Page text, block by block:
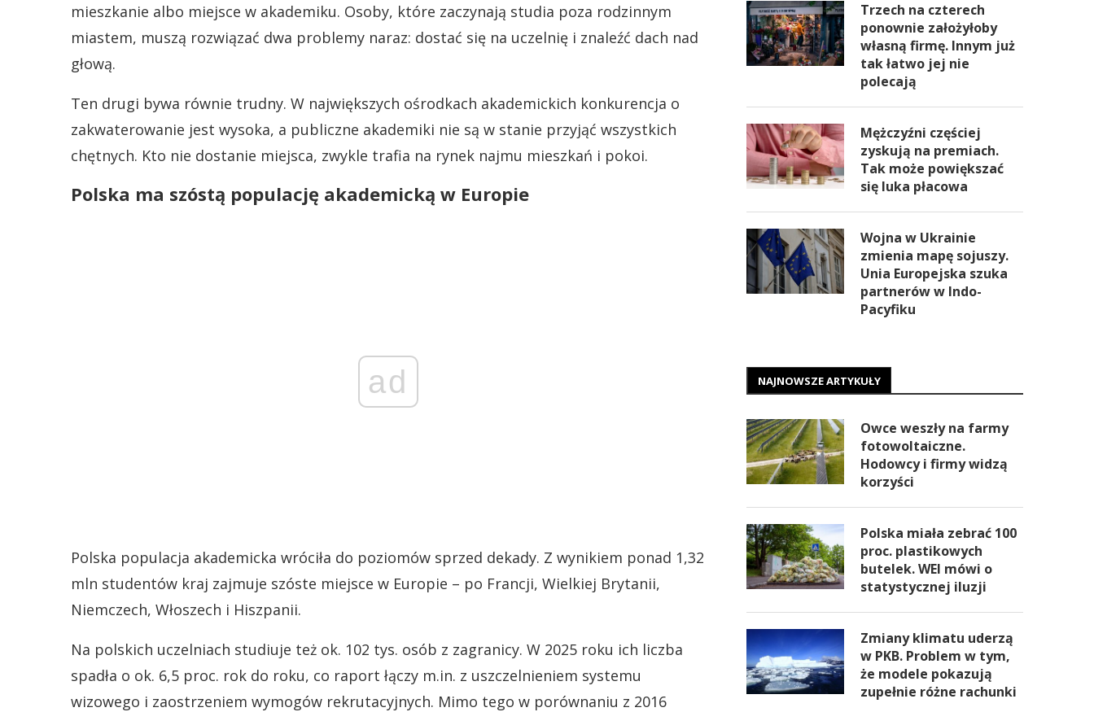
mieszkanie albo miejsce w akademiku. Osoby, które zaczynają studia poza rodzinnym
miastem, muszą rozwiązać dwa problemy naraz: dostać się na uczelnię i znaleźć dach nad
głową.
Ten drugi bywa równie trudny. W największych ośrodkach akademickich konkurencja o
zakwaterowanie jest wysoka, a publiczne akademiki nie są w stanie przyjąć wszystkich
chętnych. Kto nie dostanie miejsca, zwykle trafia na rynek najmu mieszkań i pokoi.
Polska ma szóstą populację akademicką w Europie
ad
Polska populacja akademicka wróciła do poziomów sprzed dekady. Z wynikiem ponad 1,32
mln studentów kraj zajmuje szóste miejsce w Europie – po Francji, Wielkiej Brytanii,
Niemczech, Włoszech i Hiszpanii.
Na polskich uczelniach studiuje też ok. 102 tys. osób z zagranicy. W 2025 roku ich liczba
spadła o ok. 6,5 proc. rok do roku, co raport łączy m.in. z uszczelnieniem systemu
wizowego i zaostrzeniem wymogów rekrutacyjnych. Mimo tego w porównaniu z 2016
Trzech na czterech
ponownie założyłoby
własną firmę. Innym już
tak łatwo jej nie
polecają
Mężczyźni częściej
zyskują na premiach.
Tak może powiększać
się luka płacowa
Wojna w Ukrainie
zmienia mapę sojuszy.
Unia Europejska szuka
partnerów w Indo-
Pacyfiku
NAJNOWSZE ARTYKUŁY
Owce weszły na farmy
fotowoltaiczne.
Hodowcy i firmy widzą
korzyści
Polska miała zebrać 100
proc. plastikowych
butelek. WEI mówi o
statystycznej iluzji
Zmiany klimatu uderzą
w PKB. Problem w tym,
że modele pokazują
zupełnie różne rachunki